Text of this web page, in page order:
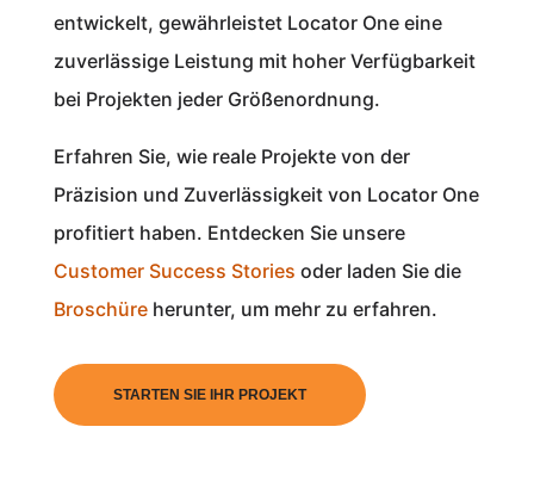
entwickelt, gewährleistet Locator One eine
zuverlässige Leistung mit hoher Verfügbarkeit
bei Projekten jeder Größenordnung.
Erfahren Sie, wie reale Projekte von der
Präzision und Zuverlässigkeit von Locator One
profitiert haben. Entdecken Sie unsere
Customer Success Stories oder laden Sie die
Broschüre herunter, um mehr zu erfahren.
STARTEN SIE IHR PROJEKT